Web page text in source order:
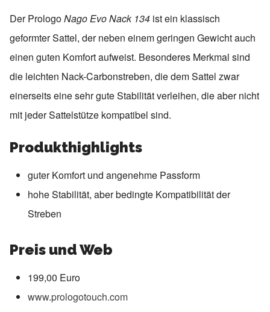
Der PrologoNago Evo Nack 134 ist ein klassisch
geformter Sattel, der neben einem geringen Gewicht auch
einen guten Komfort aufweist. Besonderes Merkmal sind
die leichten Nack-Carbonstreben, die dem Sattel zwar
einerseits eine sehr gute Stabilität verleihen, die aber nicht
mit jeder Sattelstütze kompatibel sind.
Produkthighlights
guter Komfort und angenehme Passform
hohe Stabilität, aber bedingte Kompatibilität der
Streben
Preis und Web
199,00 Euro
www.prologotouch.com